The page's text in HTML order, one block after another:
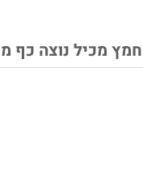
מכיל נוצה כף